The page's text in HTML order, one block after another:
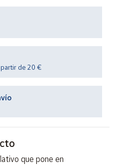
partir de 20 €
que pone en